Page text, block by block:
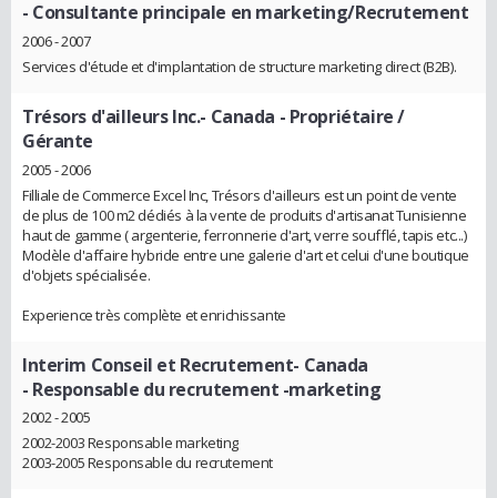
- Consultante principale en marketing/Recrutement
2006 - 2007
Services d'étude et d'implantation de structure marketing direct (B2B).
Trésors d'ailleurs Inc.- Canada - Propriétaire /
Gérante
2005 - 2006
Filliale de Commerce Excel Inc, Trésors d'ailleurs est un point de vente
de plus de 100 m2 dédiés à la vente de produits d'artisanat Tunisienne
haut de gamme ( argenterie, ferronnerie d'art, verre soufflé, tapis etc...)
Modèle d'affaire hybride entre une galerie d'art et celui d'une boutique
d'objets spécialisée.
Experience très complète et enrichissante
Interim Conseil et Recrutement- Canada
- Responsable du recrutement -marketing
2002 - 2005
2002-2003 Responsable marketing
2003-2005 Responsable du recrutement